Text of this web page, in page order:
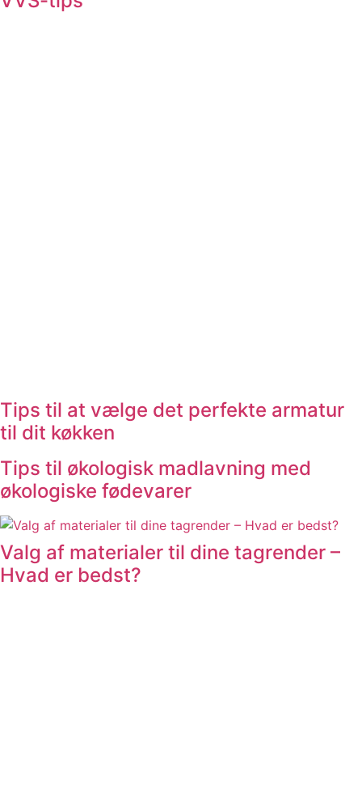
Tips til at vælge det perfekte armatur
til dit køkken
Tips til økologisk madlavning med
økologiske fødevarer
Valg af materialer til dine tagrender –
Hvad er bedst?